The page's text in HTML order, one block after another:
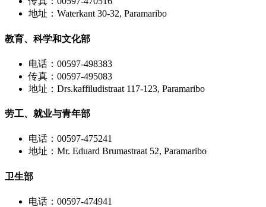
地址：Waterkant 30-32, Paramaribo
教育、科学和文化部
电话：00597-498383
传真：00597-495083
地址：Drs.kaffiludistraat 117-123, Paramaribo
劳工、就业与青年部
电话：00597-475241
地址：Mr. Eduard Brumastraat 52, Paramaribo
卫生部
电话：00597-474941